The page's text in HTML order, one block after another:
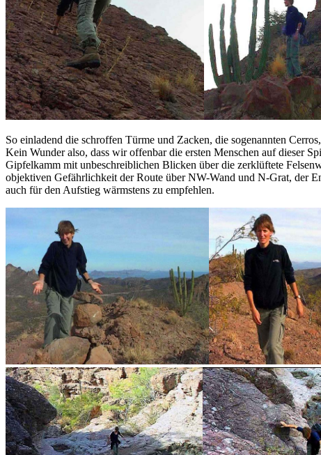
So einladend die schroffen Türme und Zacken, die sogenannten
Kein Wunder also, dass wir offenbar die ersten Menschen auf dieser
Gipfelkamm mit unbeschreiblichen Blicken über die zerklüftete
objektiven Gefährlichkeit der Route über NW-Wand und N-Grat, der
auch für den Aufstieg wärmstens zu empfehlen.